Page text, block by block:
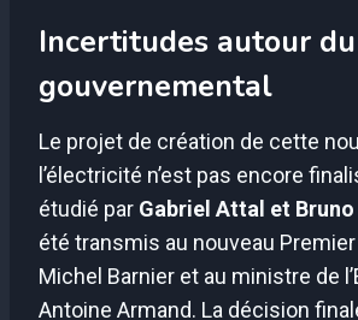
Incertitudes autour
gouvernemental
Le projet de création de cette
l’électricité n’est pas encore
étudié par Gabriel Attal et
été transmis au nouveau
Michel Barnier et au ministre de
Antoine Armand. La décision